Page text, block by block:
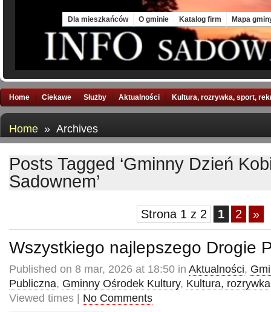
Dla mieszkańców O gminie Katalog firm Mapa
Home Ciekawe Służby Aktualności Kultura, rozrywka, sport,
Home » Archives
Posts Tagged ‘Gminny Dzień
Sadownem’
Strona 1 z 2 1 2 »
Wszystkiego najlepszego Drogie
Published on 8 mar, 2026 at 18:50 in Aktualności,
Publiczna, Gminny Ośrodek Kultury, Kultura,
Viewed times | No Comments